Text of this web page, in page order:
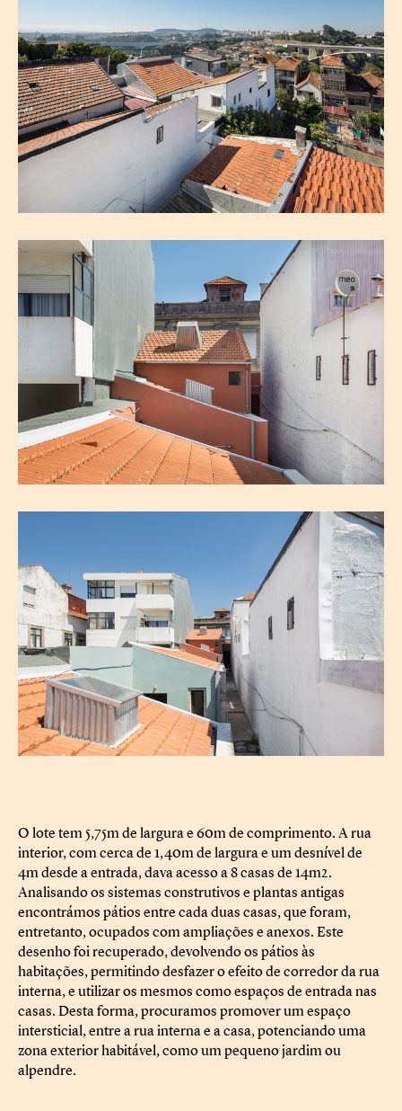
O lote tem 5,75m de largura e 60m de comprimento. A rua
interior, com cerca de 1,40m de largura e um desnível de
4m desde a entrada, dava acesso a 8 casas de 14m2.
Analisando os sistemas construtivos e plantas antigas
encontrámos pátios entre cada duas casas, que foram,
entretanto, ocupados com ampliações e anexos. Este
desenho foi recuperado, devolvendo os pátios às
habitações, permitindo desfazer o efeito de corredor da rua
interna, e utilizar os mesmos como espaços de entrada nas
casas. Desta forma, procuramos promover um espaço
intersticial, entre a rua interna e a casa, potenciando uma
zona exterior habitável, como um pequeno jardim ou
alpendre.